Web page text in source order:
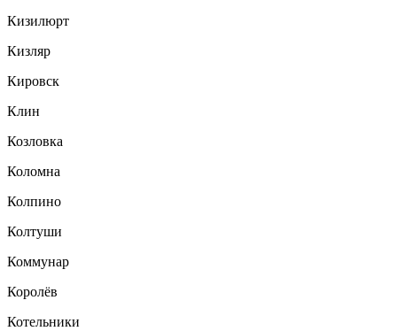
Кизилюрт
Кизляр
Кировск
Клин
Козловка
Коломна
Колпино
Колтуши
Коммунар
Королёв
Котельники